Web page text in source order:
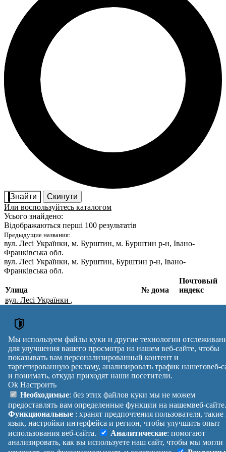
Знайти
Скинути
Или воспользуйтесь каталогом
Усього знайдено:
Відображаються перші 100 результатів
Предыдущие названия:
вул. Лесі Українки, м. Бурштин, м. Бурштин р-н, Івано-
Франківська обл.
вул. Лесі Українки, м. Бурштин, Бурштин р-н, Івано-
Франківська обл.
Почтовые индексы Украины. Обновлено : 07-08-2026.
Улица № дома
Почтовый
индекс
вул. Лесі Українки ,
Івано-Франківська обл.
вул. Лесі Українки
м. Бурштин, Івано-Франківський р-н,
Івано-Франківська обл.
4А, 6, 8
77111
Вулиця № будинків
Індекс
reklama
Правила
Помощь
Платные
услуги
Политика
конфиденциальности
Манифест
О проекте
Обратная
связь
Украина
Вход |
Выход
Мы используем файлы куки и другие технологии
для улучшения вашего просмотра на нашем веб-сайте, чтобы
показывать вам персонализированный контент и
таргетированную рекламу, анализировать трафик нашеговеб-
и понимать, откуда приходят наши посетители.
Ok Настроить
Необходимые: без этих файлов куки мы не можем
предоставлять вам определенные функции на нашемвеб-
Функциональные : хранят предпочтения пользователя, такие
язык, настройки интерфейса и регион, чтобы улучшить опыт
использования веб-сайта.
Аналитические: помогают
анализировать, как вы используете наш сайт, чтобы мы могли